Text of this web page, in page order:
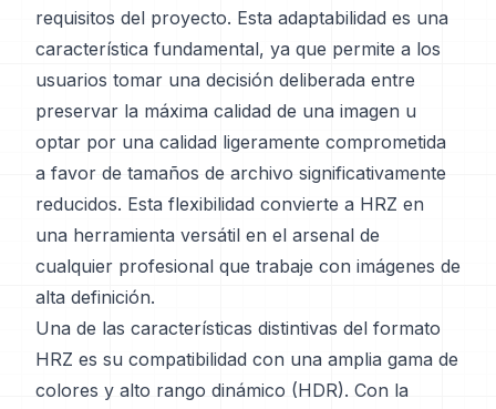
requisitos del proyecto. Esta adaptabilidad es una
característica fundamental, ya que permite a los
usuarios tomar una decisión deliberada entre
preservar la máxima calidad de una imagen u
optar por una calidad ligeramente comprometida
a favor de tamaños de archivo significativamente
reducidos. Esta flexibilidad convierte a HRZ en
una herramienta versátil en el arsenal de
cualquier profesional que trabaje con imágenes de
alta definición.
Una de las características distintivas del formato
HRZ es su compatibilidad con una amplia gama de
colores y alto rango dinámico (HDR). Con la